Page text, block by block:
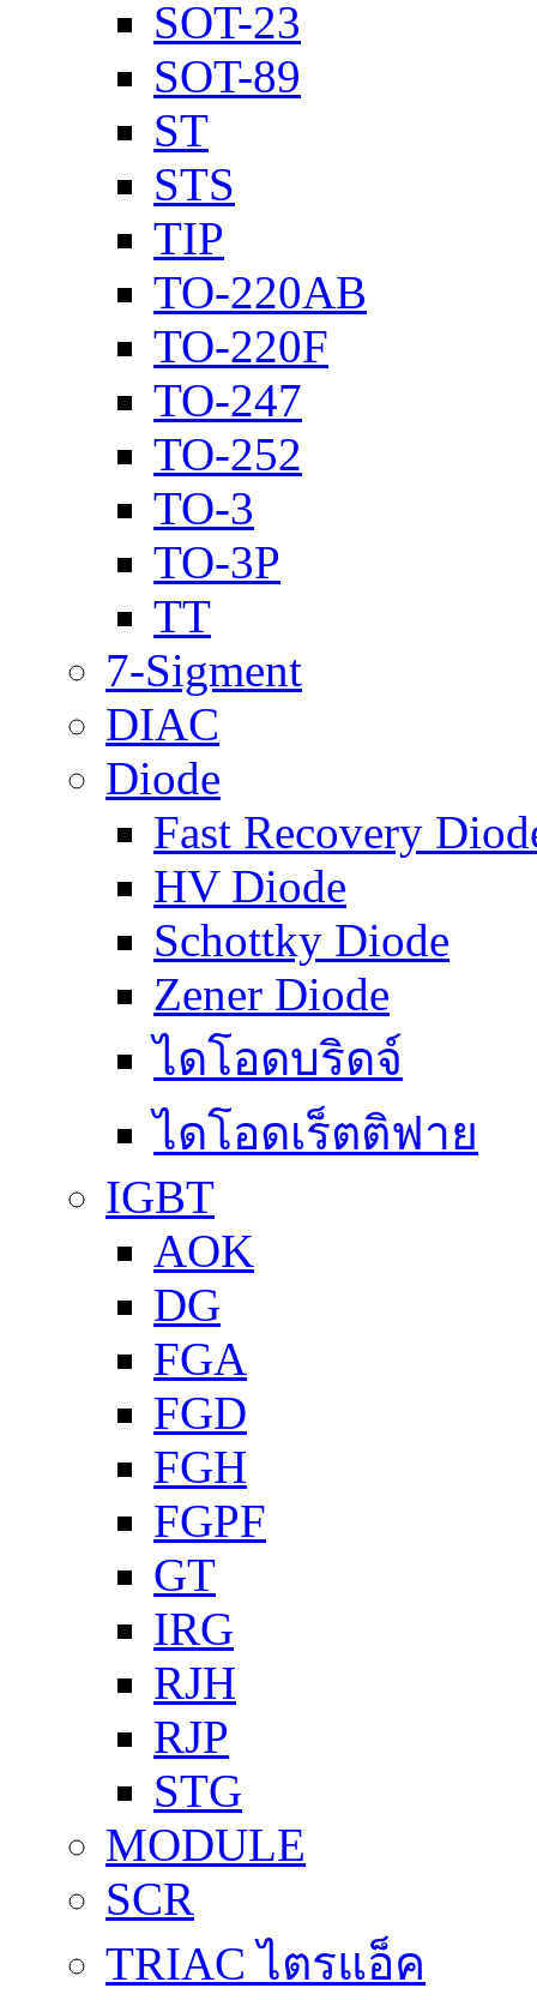
SOT-23
SOT-89
ST
STS
TIP
TO-220AB
TO-220F
TO-247
TO-252
TO-3
TO-3P
TT
7-Sigment
DIAC
Diode
Fast Recovery
HV Diode
Schottky Diode
Zener Diode
ไดโอดบริดจ์
ไดโอดเร็ตติฟาย
IGBT
AOK
DG
FGA
FGD
FGH
FGPF
GT
IRG
RJH
RJP
STG
MODULE
SCR
TRIAC ไตรแอ็ค